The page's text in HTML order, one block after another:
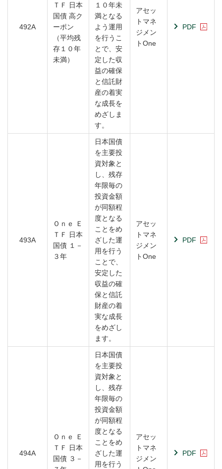
492A
ＴＦ 日本
国債 高ク
ーポン
（平均残
存１０年
未満）
１０年未
満となる
よう運用
を行うこ
とで、安
定した収
益の確保
と信託財
産の着実
な成長を
めざしま
す。
アセッ
トマネ
ジメン
トOne
PDF
493A
Ｏｎｅ Ｅ
ＴＦ 日本
国債 １－
３年
日本国債
を主要投
資対象と
し、残存
年限毎の
投資金額
が同額程
度となる
ことをめ
ざした運
用を行う
ことで、
安定した
収益の確
保と信託
財産の着
実な成長
をめざし
ます。
アセッ
トマネ
ジメン
トOne
PDF
494A
Ｏｎｅ Ｅ
ＴＦ 日本
国債 ３－
日本国債
を主要投
資対象と
し、残存
年限毎の
投資金額
が同額程
度となる
ことをめ
ざした運
用を行う
アセッ
トマネ
ジメン
PDF